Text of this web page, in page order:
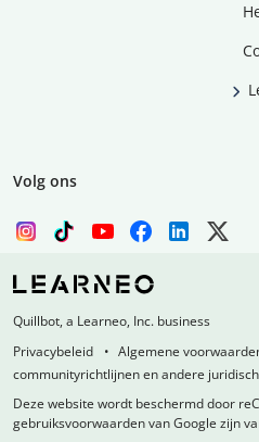
Volg ons
Quillbot, a Learneo, Inc. business
Privacybeleid
Algemene
communityrichtlijnen en andere
Deze website wordt beschermd door
gebruiksvoorwaarden van Google zijn